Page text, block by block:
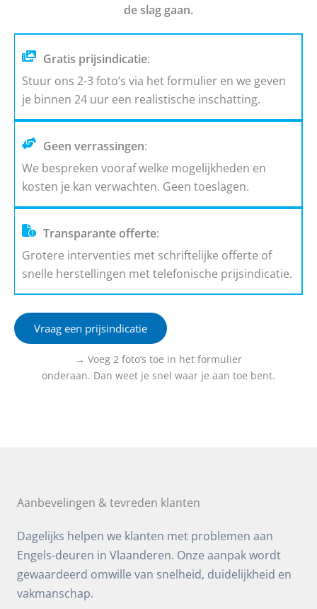
de slag gaan.
Gratis prijsindicatie:
Stuur ons 2-3 foto’s via het formulier en we geven
je binnen 24 uur een realistische inschatting.
Geen verrassingen:
We bespreken vooraf welke mogelijkheden en
kosten je kan verwachten. Geen toeslagen.
Transparante offerte:
Grotere interventies met schriftelijke offerte of
snelle herstellingen met telefonische prijsindicatie.
Vraag een prijsindicatie
→ Voeg 2 foto’s toe in het formulier
onderaan. Dan weet je snel waar je aan toe bent.
Aanbevelingen & tevreden klanten
Dagelijks helpen we klanten met problemen aan
Engels-deuren in Vlaanderen. Onze aanpak wordt
gewaardeerd omwille van snelheid, duidelijkheid en
vakmanschap.